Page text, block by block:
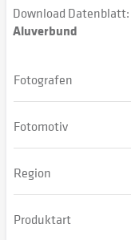
Download Datenblatt:
Aluverbund
Fotografen
Fotomotiv
Region
Produktart